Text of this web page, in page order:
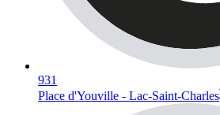
931
Place d'Youville - Lac-Saint-Charles